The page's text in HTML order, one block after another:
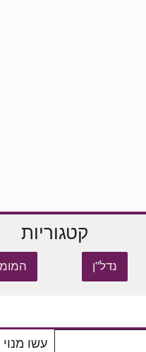
קטגוריות
נדל"ן
עשו